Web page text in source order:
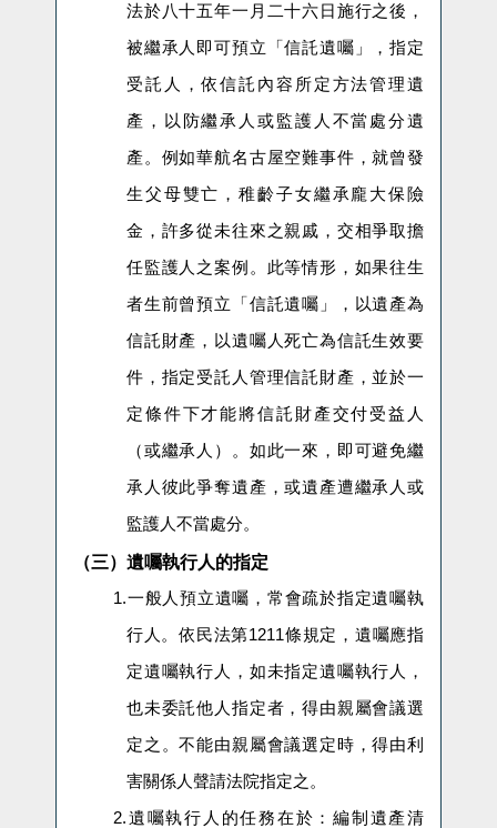
法於八十五年一月二十六日施行之後，
被繼承人即可預立「信託遺囑」，指定
受託人，依信託內容所定方法管理遺
產，以防繼承人或監護人不當處分遺
產。例如華航名古屋空難事件，就曾發
生父母雙亡，稚齡子女繼承龐大保險
金，許多從未往來之親戚，交相爭取擔
任監護人之案例。此等情形，如果往生
者生前曾預立「信託遺囑」，以遺產為
信託財產，以遺囑人死亡為信託生效要
件，指定受託人管理信託財產，並於一
定條件下才能將信託財產交付受益人
（或繼承人）。如此一來，即可避免繼
承人彼此爭奪遺產，或遺產遭繼承人或
監護人不當處分。
（三）遺囑執行人的指定
1.一般人預立遺囑，常會疏於指定遺囑執
行人。依民法第1211條規定，遺囑應指
定遺囑執行人，如未指定遺囑執行人，
也未委託他人指定者，得由親屬會議選
定之。不能由親屬會議選定時，得由利
害關係人聲請法院指定之。
2.遺囑執行人的任務在於：編制遺產清